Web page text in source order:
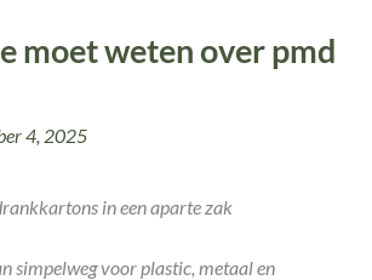
moet weten over pmd
4, 2025
in een aparte zak
simpelweg voor plastic, metaal en